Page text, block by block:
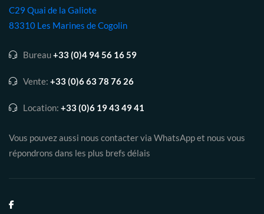
C29 Quai de la Galiote
83310 Les Marines de Cogolin
Bureau+33 (0)4 94 56 16 59
Vente: +33 (0)6 63 78 76 26
Location: +33 (0)6 19 43 49 41
Vous pouvez aussi nous contacter via WhatsApp et nous vous
répondrons dans les plus brefs délais